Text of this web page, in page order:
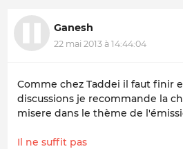
Ganesh
22 mai 2013 à 14:44:04
Comme chez Taddei il faut finir
discussions je recommande la
misere dans le thème de
Il ne suffit pas